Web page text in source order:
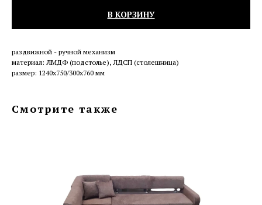
В КОРЗИНУ
раздвижной - ручной механизм
материал: ЛМДФ (подстолье), ЛДСП (столешница)
размер: 1240х750/300х760 мм
Смотрите также